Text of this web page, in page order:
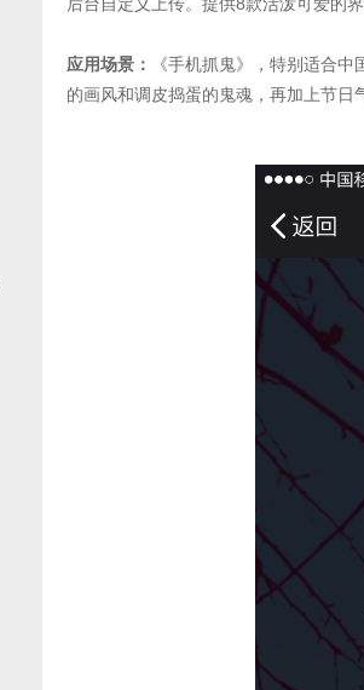
应用场景：
《手机抓鬼》，特别适合
的画风和调皮捣蛋的鬼魂，再加上节日